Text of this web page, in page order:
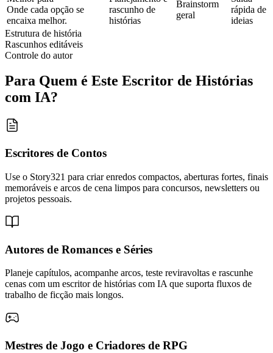
Onde cada opção se
encaixa melhor.
rascunho de
histórias
Brainstorm
geral
rápida de
ideias
Estrutura de história
Rascunhos editáveis
Controle do autor
Para Quem é Este Escritor de Histórias
com IA?
Escritores de Contos
Use o Story321 para criar enredos compactos, aberturas fortes, finais
memoráveis e arcos de cena limpos para concursos, newsletters ou
projetos pessoais.
Autores de Romances e Séries
Planeje capítulos, acompanhe arcos, teste reviravoltas e rascunhe
cenas com um escritor de histórias com IA que suporta fluxos de
trabalho de ficção mais longos.
Mestres de Jogo e Criadores de RPG